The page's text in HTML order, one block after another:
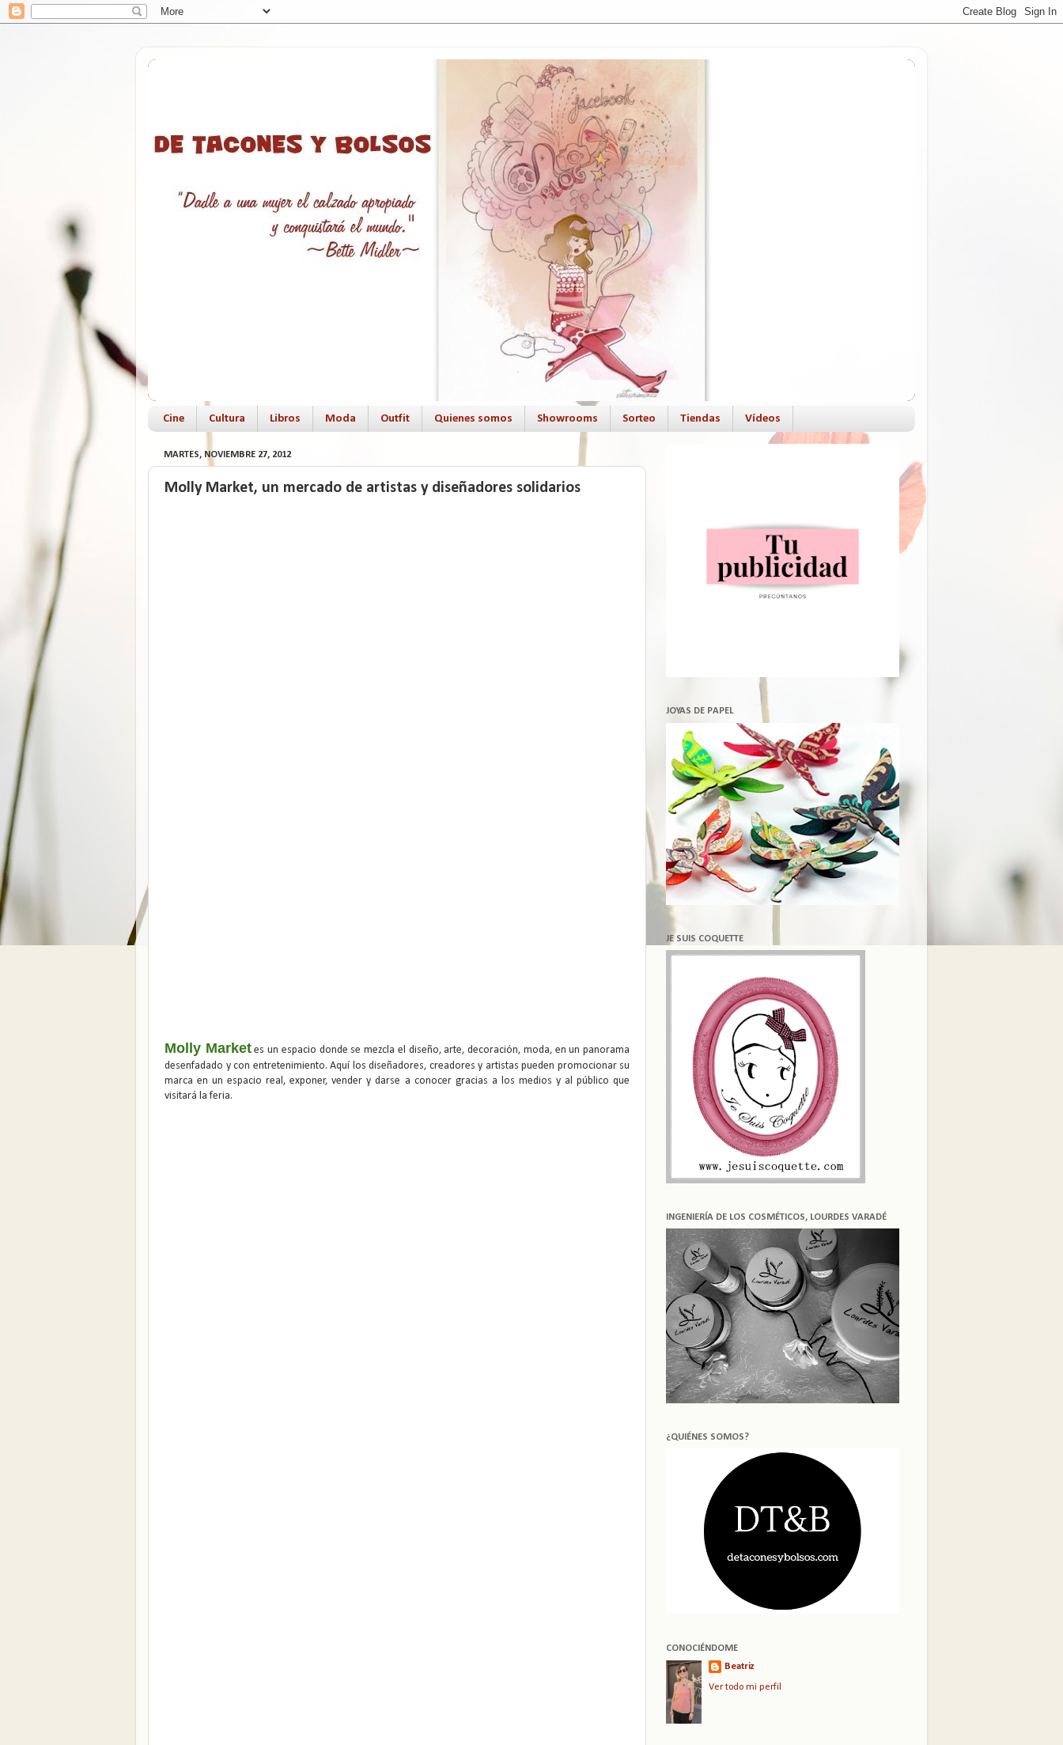
Cine Cultura Libros Moda Outfit Quienes somos Showrooms Sorteo Tiendas Vídeos
MARTES, NOVIEMBRE 27, 2012
Molly Market, un mercado de artistas y diseñadores solidarios
Molly Marketes un espacio donde se mezcla el diseño, arte, decoración, moda, en un panorama
desenfadado y con entretenimiento. Aquí los diseñadores, creadores y artistas pueden promocionar su
marca en un espacio real, exponer, vender y darse a conocer gracias a los medios y al público que
visitará la feria.
JOYAS DE PAPEL
JE SUIS COQUETTE
INGENIERÍA DE LOS COSMÉTICOS, LOURDES VARADÉ
¿QUIÉNES SOMOS?
CONOCIÉNDOME
Beatriz
Ver todo mi perfil